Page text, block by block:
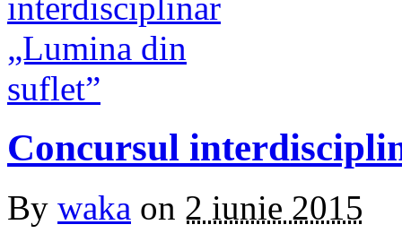
Concursul
By waka on 2 iunie 2015